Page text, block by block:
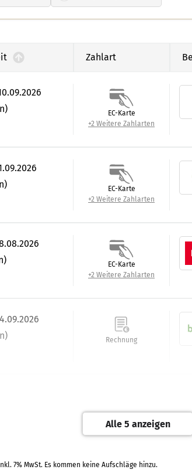
Zahlart
EC-Karte
+2 Weitere Zahlarten
EC-Karte
+2 Weitere Zahlarten
EC-Karte
+2 Weitere Zahlarten
Rechnung
+1 Weitere Zahlarten
Alle 5 anzeigen
7% MwSt. Es kommen keine Aufschläge hinzu.